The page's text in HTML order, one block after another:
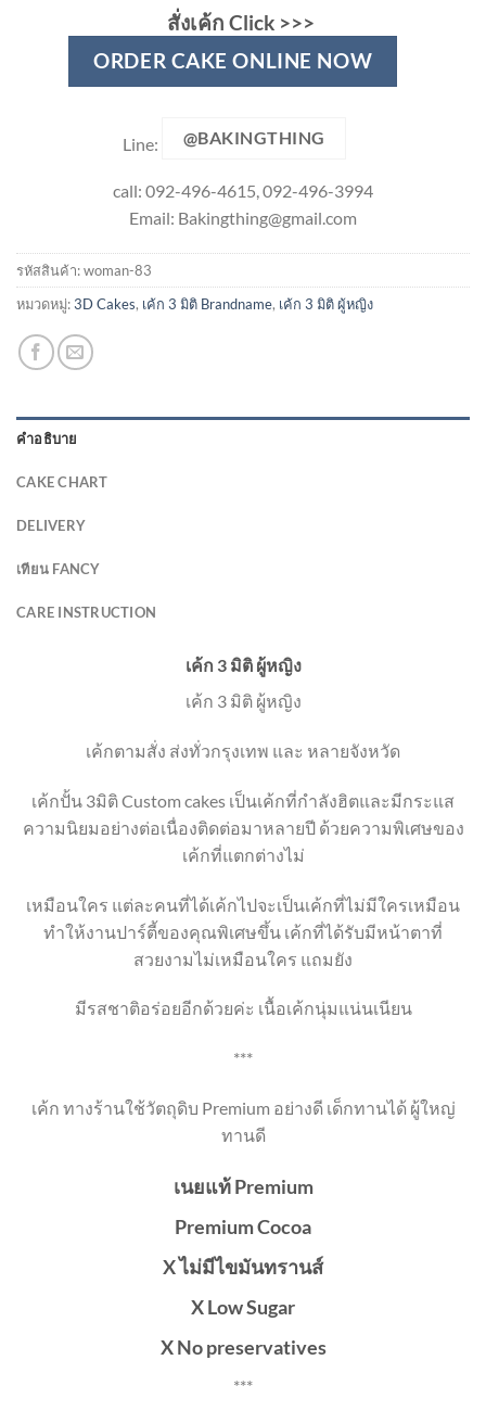
สั่งเค้ก Click >>>
ORDER CAKE ONLINE NOW
Line: @BAKINGTHING
call: 092-496-4615, 092-496-3994
Email: Bakingthing@gmail.com
รหัสสินค้า:woman-83
หมวดหมู่:3D Cakes, เค้ก 3 มิติ Brandname, เค้ก 3 มิติ ผู้หญิง
คำอธิบาย
CAKE CHART
DELIVERY
เทียน FANCY
CARE INSTRUCTION
เค้ก 3 มิติ ผู้หญิง
เค้ก 3 มิติ ผู้หญิง
เค้กตามสั่ง ส่งทั่วกรุงเทพ และ หลายจังหวัด
เค้กปั้น 3มิติ Custom cakes เป็นเค้กที่กำลังฮิตและมีกระแส
ความนิยมอย่างต่อเนื่องติดต่อมาหลายปี ด้วยความพิเศษของ
เค้กที่แตกต่างไม่
เหมือนใคร แต่ละคนที่ได้เค้กไปจะเป็นเค้กที่ไม่มีใครเหมือน
ทำให้งานปาร์ตี้ของคุณพิเศษขึ้น เค้กที่ได้รับมีหน้าตาที่
สวยงามไม่เหมือนใคร แถมยัง
มีรสชาติอร่อยอีกด้วยค่ะ เนื้อเค้กนุ่มแน่นเนียน
***
เค้ก ทางร้านใช้วัตถุดิบ Premium อย่างดี เด็กทานได้ ผู้ใหญ่
ทานดี
เนยแท้ Premium
Premium Cocoa
X ไม่มีไขมันทรานส์
X Low Sugar
X No preservatives
***